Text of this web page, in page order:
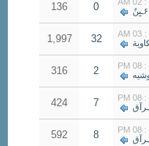
0
136
32
1,997
2
316
7
424
8
592